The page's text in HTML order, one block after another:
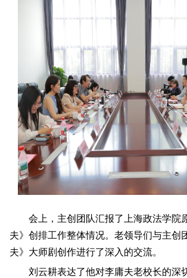
会上，主创团队汇报了上海政法学院
夫》创排工作整体情况。老领导们与主创
夫》大师剧创作进行了深入的交流。
刘云耕表达了他对李庸夫老校长的深